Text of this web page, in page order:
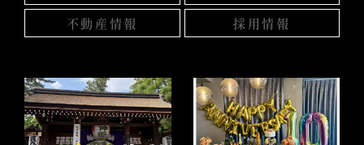
不動産情報
採用情報